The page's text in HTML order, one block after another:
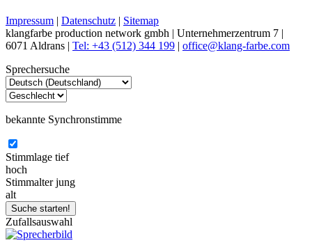
Impressum | Datenschutz | Sitemap
klangfarbe production network gmbh | Unternehmerzentrum 7 |
6071 Aldrans | Tel: +43 (512) 344 199 | office@klang-farbe.com
Sprechersuche
bekannte Synchronstimme
Stimmlage tief
hoch
Stimmalter jung
alt
Zufallsauswahl